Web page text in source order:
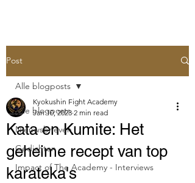
Post
Alle blogposts
Nieuwsbrieven
Gedichten
Impact of The Academy - Interviews
Alle blogposts
Kata en Kumite: Het
geheime recept van top
karateka's
Kyokushin Fight Academy
Jan 10, 2023 2 min read